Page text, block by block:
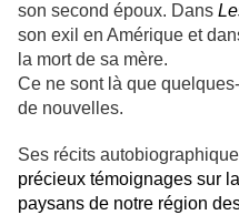
son second époux. Dans
son exil en Amérique et
la mort de sa mère.
Ce ne sont là que
de nouvelles.
Ses récits
précieux témoignages sur
paysans de notre région